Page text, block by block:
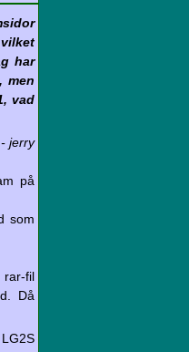
har
men
vad
- jerry
på
som
rar-fil
Då